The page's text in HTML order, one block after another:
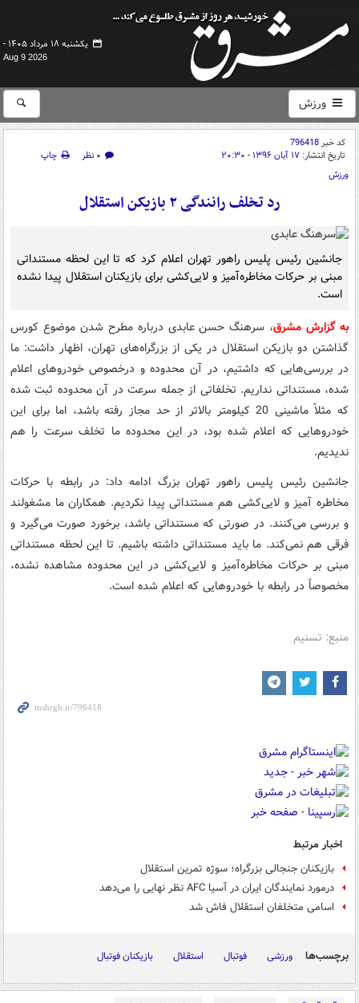
یکشنبه ۱۸ مرداد ۱۴۰۵ -
Aug 9 2026
ورزش
کد خبر796418
تاریخ انتشار: ۱۷ آبان ۱۳۹۶ - ۲۰:۳۰ ۰ نظر
چاپ
ورزش
رد تخلف رانندگی ۲ بازیکن استقلال
جانشین رئیس پلیس راهور تهران اعلام کرد که تا این لحظه مستنداتی
مبنی بر حرکات مخاطره‌آمیز و لایی‌کشی برای بازیکنان استقلال پیدا نشده
است.
به گزارش مشرق، سرهنگ حسن عابدی درباره مطرح شدن موضوع کورس
گذاشتن دو بازیکن استقلال در یکی از بزرگراه‌های تهران، اظهار داشت: ما
در بررسی‌هایی که داشتیم، در آن محدوده و درخصوص خودروهای اعلام
شده، مستنداتی نداریم. تخلفاتی از جمله سرعت در آن محدوده ثبت شده
که مثلاً ماشینی 20 کیلومتر بالاتر از حد مجاز رفته باشد، اما برای این
خودروهایی که اعلام شده بود، در این محدوده ما تخلف سرعت را هم
ندیدیم.
جانشین رئیس پلیس راهور تهران بزرگ ادامه داد: در رابطه با حرکات
مخاطره آمیز و لایی‌کشی هم مستنداتی پیدا نکردیم. همکاران ما مشغولند
و بررسی می‌کنند. در صورتی که مستنداتی باشد، برخورد صورت می‌گیرد و
فرقی هم نمی‌کند. ما باید مستنداتی داشته باشیم. تا این لحظه مستنداتی
مبنی بر حرکات مخاطره‌آمیز و لایی‌کشی در این محدوده مشاهده نشده،
مخصوصاً در رابطه با خودروهایی که اعلام شده است.
منبع: تسنیم
اخبار مرتبط
بازیکنان جنجالی بزرگراه؛ سوژه تمرین استقلال
درمورد نمایندگان ایران در آسیا AFC نظر نهایی را می‌دهد
اسامی متخلفان استقلال فاش شد
برچسب‌ها ورزشی فوتبال استقلال بازیکنان فوتبال